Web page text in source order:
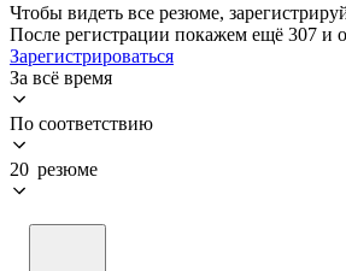
Чтобы видеть все резюме,
После регистрации покажем ещё 307 и
Зарегистрироваться
За всё время
По соответствию
20 резюме